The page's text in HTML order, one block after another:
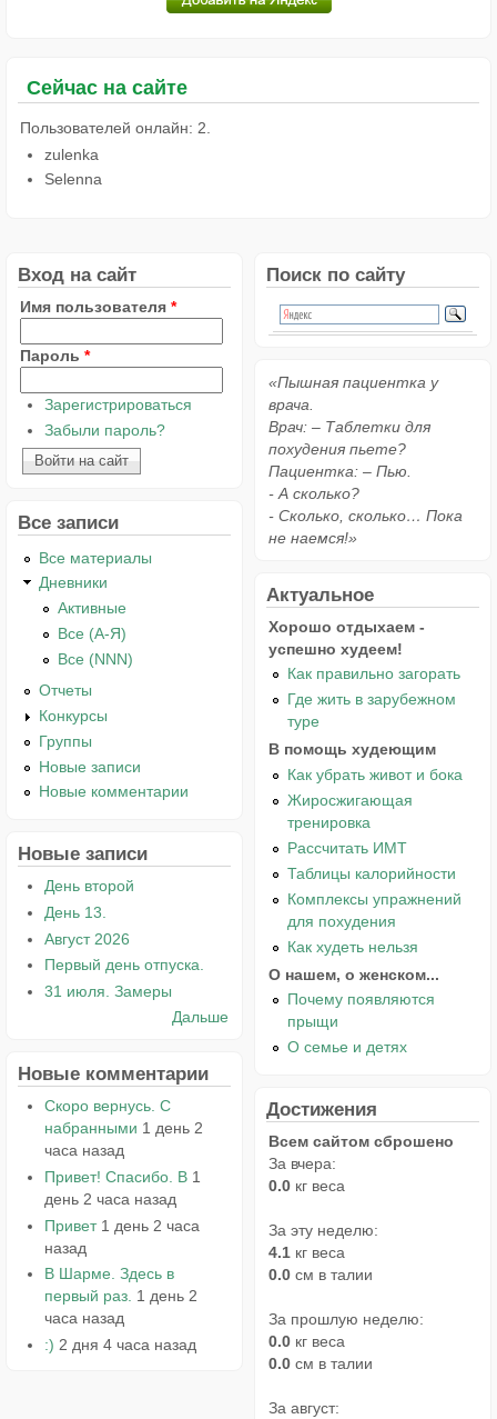
Сейчас на сайте
Пользователей онлайн: 2.
zulenka
Selenna
Вход на сайт
Имя пользователя *
Пароль *
Зарегистрироваться
Забыли пароль?
Все записи
Все материалы
Дневники
Активные
Все (А-Я)
Все (NNN)
Отчеты
Конкурсы
Группы
Новые записи
Новые комментарии
Новые записи
День второй
День 13.
Август 2026
Первый день отпуска.
31 июля. Замеры
Дальше
Новые комментарии
Скоро вернусь. С
набранными 1 день 2
часа назад
Привет! Спасибо. В 1
день 2 часа назад
Привет 1 день 2 часа
назад
В Шарме. Здесь в
первый раз. 1 день 2
часа назад
:) 2 дня 4 часа назад
Поиск по сайту
«Пышная пациентка у
врача.
Врач: – Таблетки для
похудения пьете?
Пациентка: – Пью.
- А сколько?
- Сколько, сколько… Пока
не наемся!»
Актуальное
Хорошо отдыхаем -
успешно худеем!
Как правильно загорать
Где жить в зарубежном
туре
В помощь худеющим
Как убрать живот и бока
Жиросжигающая
тренировка
Рассчитать ИМТ
Таблицы калорийности
Комплексы упражнений
для похудения
Как худеть нельзя
О нашем, о женском...
Почему появляются
прыщи
О семье и детях
Достижения
Всем сайтом сброшено
За вчера:
0.0 кг веса
За эту неделю:
4.1 кг веса
0.0 см в талии
За прошлую неделю:
0.0 кг веса
0.0 см в талии
За август: